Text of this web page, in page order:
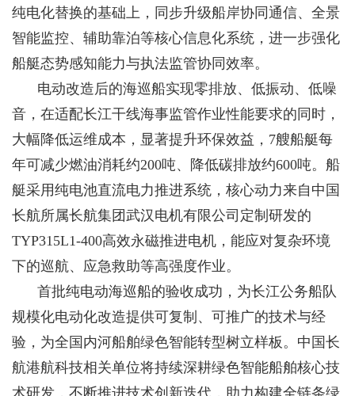
纯电化替换的基础上，同步升级船岸协同通信、全景
智能监控、辅助靠泊等核心信息化系统，进一步强化
船艇态势感知能力与执法监管协同效率。
电动改造后的海巡船实现零排放、低振动、低噪
音，在适配长江干线海事监管作业性能要求的同时，
大幅降低运维成本，显著提升环保效益，7艘船艇每
年可减少燃油消耗约200吨、降低碳排放约600吨。船
艇采用纯电池直流电力推进系统，核心动力来自中国
长航所属长航集团武汉电机有限公司定制研发的
TYP315L1-400高效永磁推进电机，能应对复杂环境
下的巡航、应急救助等高强度作业。
首批纯电动海巡船的验收成功，为长江公务船队
规模化电动化改造提供可复制、可推广的技术与经
验，为全国内河船舶绿色智能转型树立样板。中国长
航港航科技相关单位将持续深耕绿色智能船舶核心技
术研发，不断推进技术创新迭代，助力构建全链条绿